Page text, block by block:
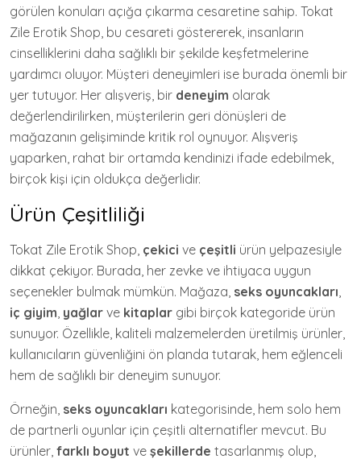
görülen konuları açığa çıkarma cesaretine sahip. Tokat
Zile Erotik Shop, bu cesareti göstererek, insanların
cinselliklerini daha sağlıklı bir şekilde keşfetmelerine
yardımcı oluyor. Müşteri deneyimleri ise burada önemli bir
yer tutuyor. Her alışveriş, bir deneyim olarak
değerlendirilirken, müşterilerin geri dönüşleri de
mağazanın gelişiminde kritik rol oynuyor. Alışveriş
yaparken, rahat bir ortamda kendinizi ifade edebilmek,
birçok kişi için oldukça değerlidir.
Ürün Çeşitliliği
Tokat Zile Erotik Shop, çekici ve çeşitli ürün yelpazesiyle
dikkat çekiyor. Burada, her zevke ve ihtiyaca uygun
seçenekler bulmak mümkün. Mağaza, seks oyuncakları,
iç giyim, yağlar ve kitaplar gibi birçok kategoride ürün
sunuyor. Özellikle, kaliteli malzemelerden üretilmiş ürünler,
kullanıcıların güvenliğini ön planda tutarak, hem eğlenceli
hem de sağlıklı bir deneyim sunuyor.
Örneğin, seks oyuncakları kategorisinde, hem solo hem
de partnerli oyunlar için çeşitli alternatifler mevcut. Bu
ürünler, farklı boyut ve şekillerde tasarlanmış olup,